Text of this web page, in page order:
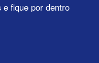
e fique por dentro